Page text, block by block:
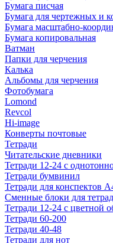
Бумага писчая
Бумага для чертежных и
Бумага масштабно-
Бумага копировальная
Ватман
Папки для черчения
Калька
Альбомы для черчения
Фотобумага
Lomond
Revcol
Hi-image
Конверты почтовые
Тетради
Читательские дневники
Тетради 12-24 с
Тетради бумвинил
Тетради для конспектов
Сменные блоки для
Тетради 12-24 с цветной
Тетради 60-200
Тетради 40-48
Тетради для нот